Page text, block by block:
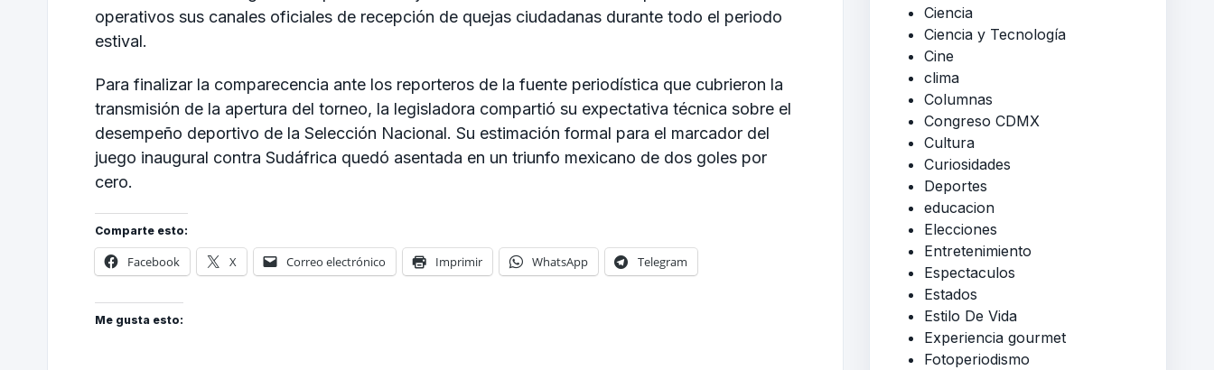
operativos sus canales oficiales de recepción de quejas ciudadanas durante todo el periodo
estival.
Para finalizar la comparecencia ante los reporteros de la fuente periodística que cubrieron la
transmisión de la apertura del torneo, la legisladora compartió su expectativa técnica sobre el
desempeño deportivo de la Selección Nacional. Su estimación formal para el marcador del
juego inaugural contra Sudáfrica quedó asentada en un triunfo mexicano de dos goles por
cero.
Comparte esto:
Facebook X Correo electrónico Imprimir WhatsApp Telegram
Me gusta esto:
Ciencia
Ciencia y Tecnología
Cine
clima
Columnas
Congreso CDMX
Cultura
Curiosidades
Deportes
educacion
Elecciones
Entretenimiento
Espectaculos
Estados
Estilo De Vida
Experiencia gourmet
Fotoperiodismo